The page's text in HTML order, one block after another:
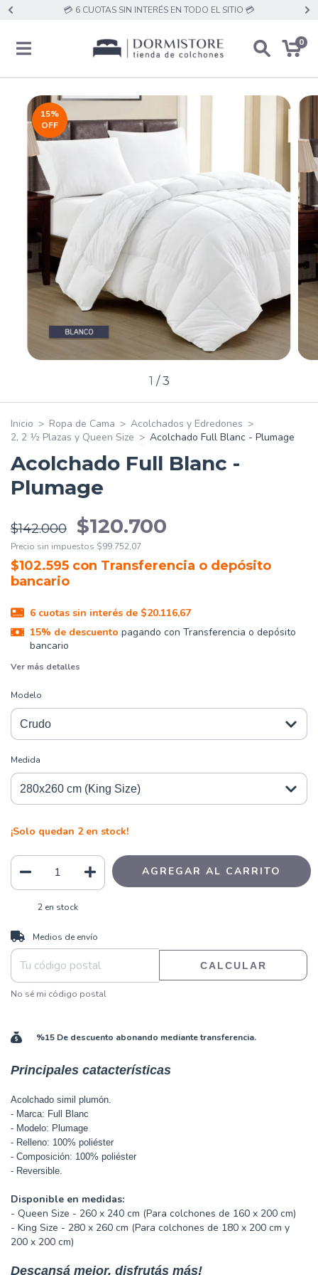
💳 6 CUOTAS SIN INTERÉS EN TODO EL SITIO 💳
0
15%
OFF
1 /3
Inicio > Ropa de Cama > Acolchados y Edredones >
2, 2 ½ Plazas y Queen Size > Acolchado Full Blanc - Plumage
Acolchado Full Blanc -
Plumage
$142.000 $120.700
Precio sin impuestos $99.752,07
$102.595 con Transferencia o depósito
bancario
6 cuotas sin interés de $20.116,67
15% de descuento pagando con Transferencia o depósito
bancario
Ver más detalles
Modelo
Medida
¡Solo quedan 2en stock!
2en stock
Entregas para el CP:
Medios de envío
CALCULAR
No sé mi código postal
%15 De descuento abonando mediante transferencia.
Principales catacterísticas
Acolchado simil plumón.
- Marca: Full Blanc
- Modelo: Plumage
- Relleno: 100% poliéster
- Composición: 100% poliéster
- Reversible.
Disponible en medidas:
- Queen Size - 260 x 240 cm (Para colchones de 160 x 200 cm)
- King Size - 280 x 260 cm (Para colchones de 180 x 200 cm y
200 x 200 cm)
Descansá mejor, disfrutás más!